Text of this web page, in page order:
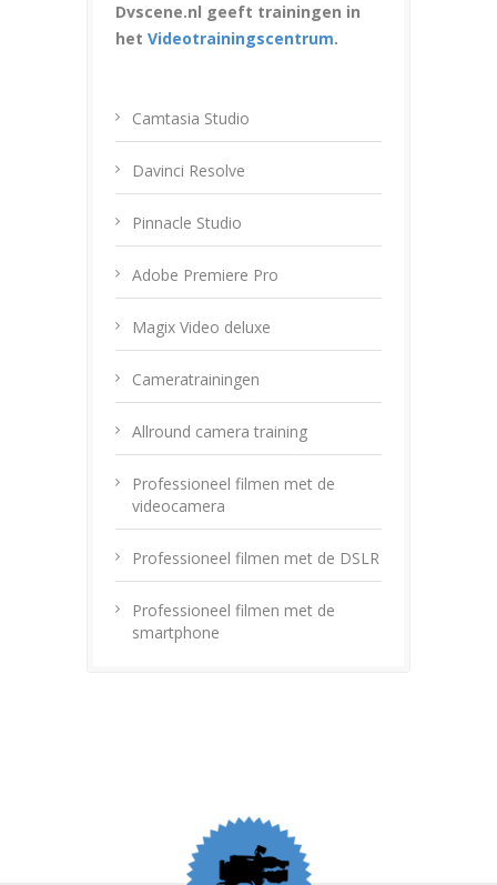
Dvscene.nl geeft trainingen in
het Videotrainingscentrum.
Camtasia Studio
Davinci Resolve
Pinnacle Studio
Adobe Premiere Pro
Magix Video deluxe
Cameratrainingen
Allround camera training
Professioneel filmen met de
videocamera
Professioneel filmen met de DSLR
Professioneel filmen met de
smartphone